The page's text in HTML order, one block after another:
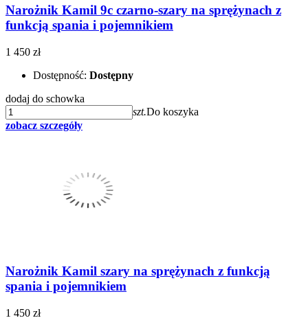
Narożnik Kamil 9c czarno-szary na sprężynach z
funkcją spania i pojemnikiem
1 450 zł
Dostępność: Dostępny
dodaj do schowka
szt.Do koszyka
zobacz szczegóły
Narożnik Kamil szary na sprężynach z funkcją
spania i pojemnikiem
1 450 zł